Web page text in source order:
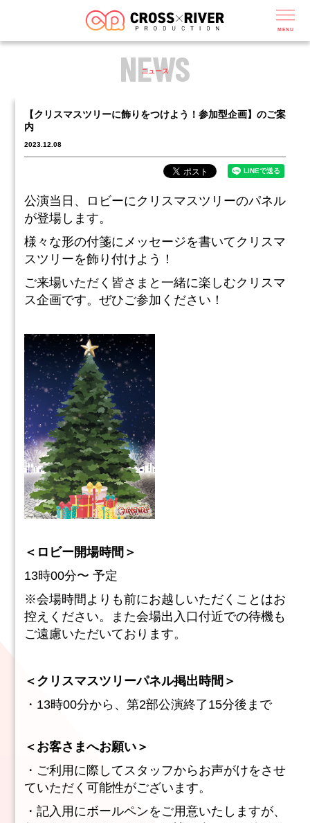
MENU
NEWS
ニュース
【クリスマスツリーに飾りをつけよう！参加型企画​】のご案
内
2023.12.08
公演当日、ロビーにクリスマスツリーのパネル
が登場します。
様々な形の付箋にメッセージを書いてクリスマ
スツリーを飾り付けよう！
ご来場いただく皆さまと一緒に楽しむクリスマ
ス企画です。ぜひご参加ください！
＜ロビー開場時間＞​
13時00分〜 予定​
※会場時間よりも前にお越しいただくことはお
控えください。​また会場出入口付近での待機も
ご遠慮いただいております。
＜クリスマスツリーパネル掲出時間＞​
・13時00分から、第2部公演終了15分後まで
＜お客さまへお願い＞
・ご利用に際してスタッフからお声がけをさせ
ていただく可能性がございます。​
・記入用にボールペンをご用意いたしますが、